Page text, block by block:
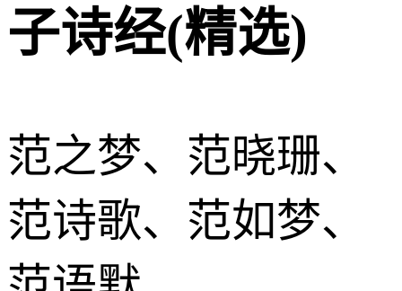
子诗经(精选)
范之梦、范晓珊、
范诗歌、范如梦、